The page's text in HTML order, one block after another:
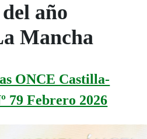
año
Mancha
ONCE Castilla-
79 Febrero 2026